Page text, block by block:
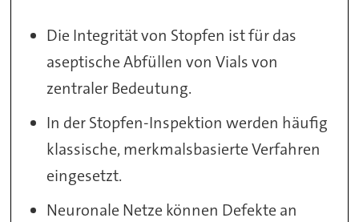
Die Integrität von Stopfen ist für das
aseptische Abfüllen von Vials von
zentraler Bedeutung.
In der Stopfen-Inspektion werden häufig
klassische, merkmalsbasierte Verfahren
eingesetzt.
Neuronale Netze können Defekte an